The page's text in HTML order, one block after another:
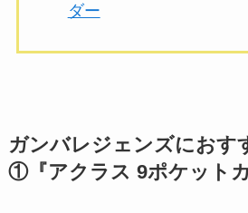
ダー
ガンバレジェンズにおす
①『アクラス 9ポケット